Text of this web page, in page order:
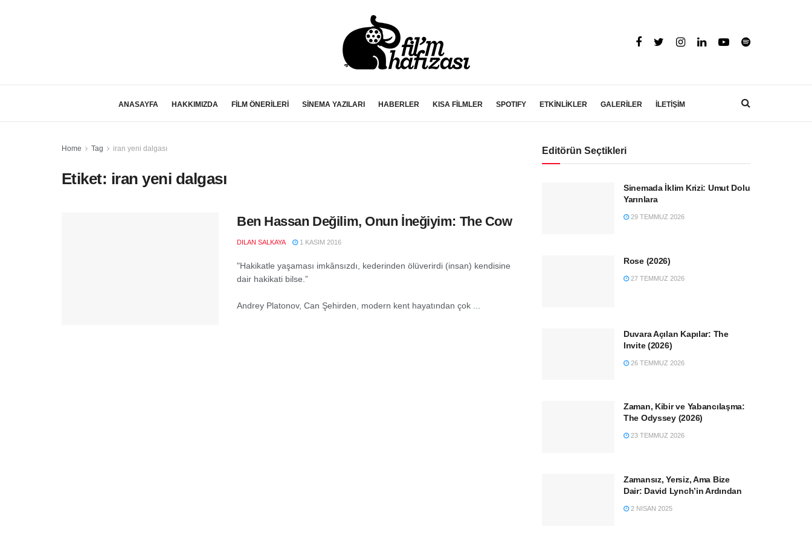
ANASAYFA HAKKIMIZDA FİLM ÖNERİLERİ SİNEMA YAZILARI HABERLER KISA FİLMLER SPOTIFY ETKİNLİKLER GALERİLER İLETİŞİM
Home Tag iran yeni dalgası
Etiket: iran yeni dalgası
Ben Hassan Değilim, Onun İneğiyim: The Cow
DILAN SALKAYA 1 KASIM 2016
"Hakikatle yaşaması imkânsızdı, kederinden ölüverirdi (insan) kendisine
dair hakikati bilse.”
Andrey Platonov, Can Şehirden, modern kent hayatından çok ...
Editörün Seçtikleri
Sinemada İklim Krizi: Umut Dolu
Yarınlara
29 TEMMUZ 2026
Rose (2026)
27 TEMMUZ 2026
Duvara Açılan Kapılar: The
Invite (2026)
26 TEMMUZ 2026
Zaman, Kibir ve Yabancılaşma:
The Odyssey (2026)
23 TEMMUZ 2026
Zamansız, Yersiz, Ama Bize
Dair: David Lynch’in Ardından
2 NISAN 2025